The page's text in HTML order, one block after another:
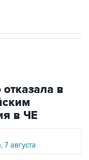
в
в ЧЕ
августа